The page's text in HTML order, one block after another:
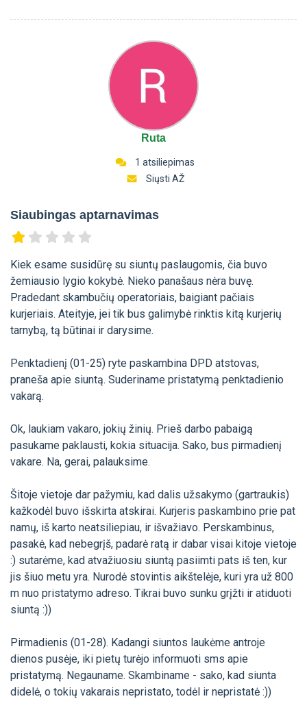
Ruta
1 atsiliepimas
Siųsti AŽ
Siaubingas aptarnavimas
Kiek esame susidūrę su siuntų paslaugomis, čia buvo
žemiausio lygio kokybė. Nieko panašaus nėra buvę.
Pradedant skambučių operatoriais, baigiant pačiais
kurjeriais. Ateityje, jei tik bus galimybė rinktis kitą kurjerių
tarnybą, tą būtinai ir darysime.
Penktadienį (01-25) ryte paskambina DPD atstovas,
praneša apie siuntą. Suderiname pristatymą penktadienio
vakarą.
Ok, laukiam vakaro, jokių žinių. Prieš darbo pabaigą
pasukame paklausti, kokia situacija. Sako, bus pirmadienį
vakare. Na, gerai, palauksime.
Šitoje vietoje dar pažymiu, kad dalis užsakymo (gartraukis)
kažkodėl buvo išskirta atskirai. Kurjeris paskambino prie pat
namų, iš karto neatsiliepiau, ir išvažiavo. Perskambinus,
pasakė, kad nebegrįš, padarė ratą ir dabar visai kitoje vietoje
:) sutarėme, kad atvažiuosiu siuntą pasiimti pats iš ten, kur
jis šiuo metu yra. Nurodė stovintis aikštelėje, kuri yra už 800
m nuo pristatymo adreso. Tikrai buvo sunku grįžti ir atiduoti
siuntą :))
Pirmadienis (01-28). Kadangi siuntos laukėme antroje
dienos pusėje, iki pietų turėjo informuoti sms apie
pristatymą. Negauname. Skambiname - sako, kad siunta
didelė, o tokių vakarais nepristato, todėl ir nepristatė :))